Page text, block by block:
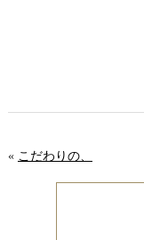
« こだわりの、